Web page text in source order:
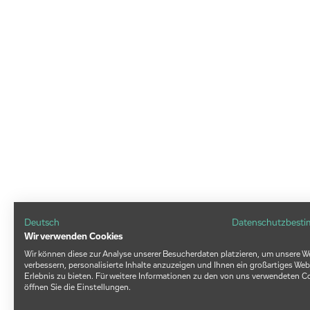
Deutsch
Wir verwenden Cookies
Wir können diese zur Analyse unserer Besucherdaten platzieren, um unsere
verbessern, personalisierte Inhalte anzuzeigen und Ihnen ein großartiges
Erlebnis zu bieten. Für weitere Informationen zu den von uns verwendeten
öffnen Sie die Einstellungen.